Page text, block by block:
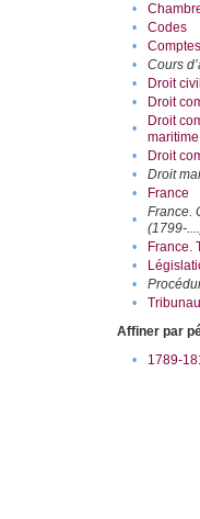
•
•
Codes
•
•
Cours
•
Droit civil
•
Droit
•
Droit
maritime
• Droit
•
Droit
•
France
•
France.
(1799-
• France.
•
•
•
Affiner par
•
1789-